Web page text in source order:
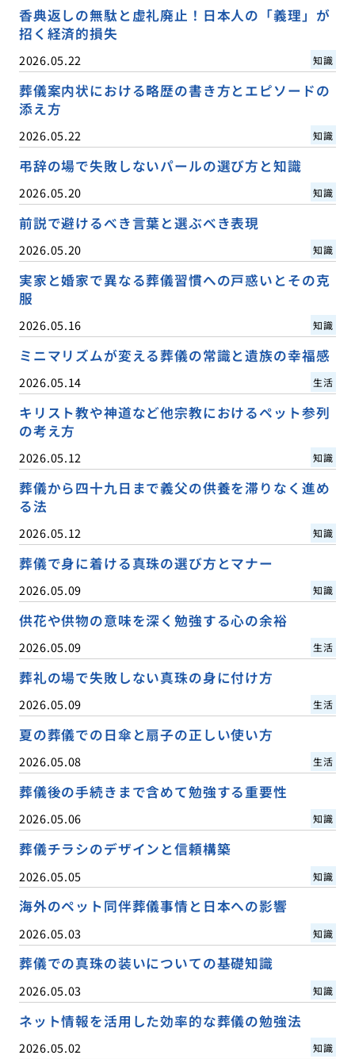
香典返しの無駄と虚礼廃止！日本人の「義理」が
招く経済的損失
2026.05.22 知識
葬儀案内状における略歴の書き方とエピソードの
添え方
2026.05.22 知識
弔辞の場で失敗しないパールの選び方と知識
2026.05.20 知識
前説で避けるべき言葉と選ぶべき表現
2026.05.20 知識
実家と婚家で異なる葬儀習慣への戸惑いとその克
服
2026.05.16 知識
ミニマリズムが変える葬儀の常識と遺族の幸福感
2026.05.14 生活
キリスト教や神道など他宗教におけるペット参列
の考え方
2026.05.12 知識
葬儀から四十九日まで義父の供養を滞りなく進め
る法
2026.05.12 知識
葬儀で身に着ける真珠の選び方とマナー
2026.05.09 知識
供花や供物の意味を深く勉強する心の余裕
2026.05.09 生活
葬礼の場で失敗しない真珠の身に付け方
2026.05.09 生活
夏の葬儀での日傘と扇子の正しい使い方
2026.05.08 生活
葬儀後の手続きまで含めて勉強する重要性
2026.05.06 知識
葬儀チラシのデザインと信頼構築
2026.05.05 知識
海外のペット同伴葬儀事情と日本への影響
2026.05.03 知識
葬儀での真珠の装いについての基礎知識
2026.05.03 知識
ネット情報を活用した効率的な葬儀の勉強法
2026.05.02 知識